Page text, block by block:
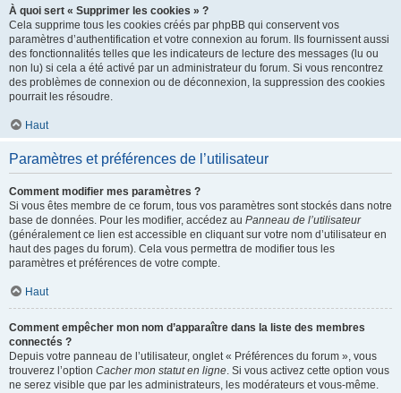
À quoi sert « Supprimer les cookies » ?
Cela supprime tous les cookies créés par phpBB qui conservent vos
paramètres d’authentification et votre connexion au forum. Ils fournissent aussi
des fonctionnalités telles que les indicateurs de lecture des messages (lu ou
non lu) si cela a été activé par un administrateur du forum. Si vous rencontrez
des problèmes de connexion ou de déconnexion, la suppression des cookies
pourrait les résoudre.
Haut
Paramètres et préférences de l’utilisateur
Comment modifier mes paramètres ?
Si vous êtes membre de ce forum, tous vos paramètres sont stockés dans notre
base de données. Pour les modifier, accédez au Panneau de l’utilisateur
(généralement ce lien est accessible en cliquant sur votre nom d’utilisateur en
haut des pages du forum). Cela vous permettra de modifier tous les
paramètres et préférences de votre compte.
Haut
Comment empêcher mon nom d’apparaître dans la liste des membres
connectés ?
Depuis votre panneau de l’utilisateur, onglet « Préférences du forum », vous
trouverez l’option Cacher mon statut en ligne. Si vous activez cette option vous
ne serez visible que par les administrateurs, les modérateurs et vous-même.